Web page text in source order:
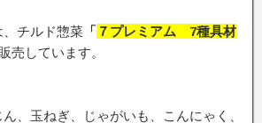
チルド惣菜 「 ７プレミアム 7種具材
売しています。
、玉ねぎ、じゃがいも、こんにゃく、